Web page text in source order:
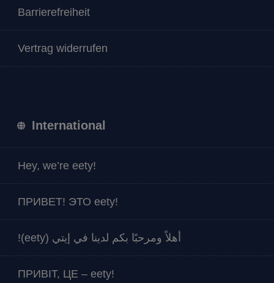
Barrierefreiheit
Vertrag widerrufen
International
Hey, we’re eety!
ПРИВЕТ! ЭТО eety!
أهلاً ومرحبًا بكم لدينا في إيتي (eety)!
ПРИВІТ, ЦЕ – eety!